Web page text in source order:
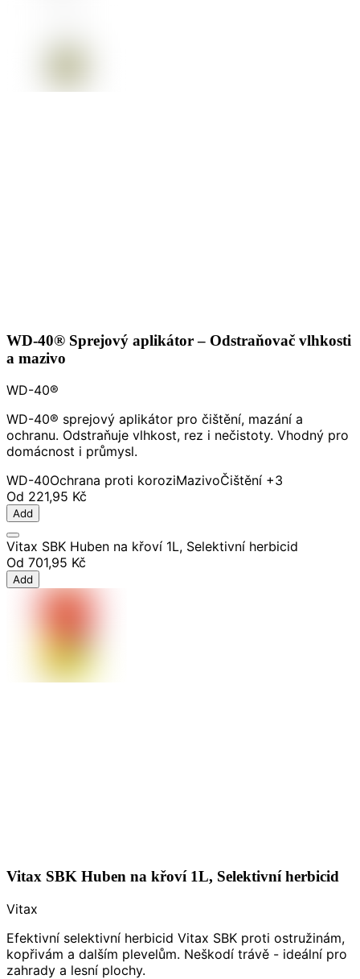
WD-40® Sprejový aplikátor – Odstraňovač vlhkosti
a mazivo
WD-40®
WD-40® sprejový aplikátor pro čištění, mazání a
ochranu. Odstraňuje vlhkost, rez i nečistoty. Vhodný pro
domácnost i průmysl.
WD-40Ochrana proti koroziMazivoČištění +3
Od 221,95 Kč
Add
Vitax SBK Huben na křoví 1L, Selektivní herbicid
Od 701,95 Kč
Add
Vitax SBK Huben na křoví 1L, Selektivní herbicid
Vitax
Efektivní selektivní herbicid Vitax SBK proti ostružinám,
kopřivám a dalším plevelům. Neškodí trávě - ideální pro
zahrady a lesní plochy.